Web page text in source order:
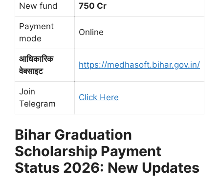
New fund 750 Cr
Payment
mode
Online
आधिकारिक
वेबसाइट
https://medhasoft.bihar.gov.in/
Join
Telegram
Click Here
Bihar Graduation
Scholarship Payment
Status 2026: New Updates